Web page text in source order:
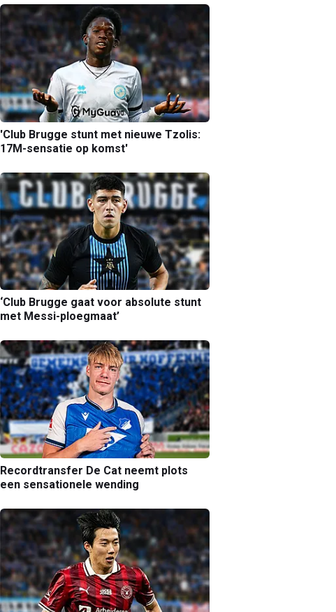
'Club Brugge stunt met nieuwe Tzolis:
17M-sensatie op komst'
‘Club Brugge gaat voor absolute stunt
met Messi-ploegmaat’
Recordtransfer De Cat neemt plots
een sensationele wending